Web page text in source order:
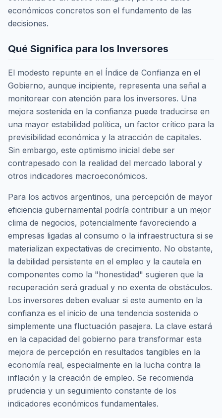
económicos concretos son el fundamento de las
decisiones.
Qué Significa para los Inversores
El modesto repunte en el Índice de Confianza en el
Gobierno, aunque incipiente, representa una señal a
monitorear con atención para los inversores. Una
mejora sostenida en la confianza puede traducirse en
una mayor estabilidad política, un factor crítico para la
previsibilidad económica y la atracción de capitales.
Sin embargo, este optimismo inicial debe ser
contrapesado con la realidad del mercado laboral y
otros indicadores macroeconómicos.
Para los activos argentinos, una percepción de mayor
eficiencia gubernamental podría contribuir a un mejor
clima de negocios, potencialmente favoreciendo a
empresas ligadas al consumo o la infraestructura si se
materializan expectativas de crecimiento. No obstante,
la debilidad persistente en el empleo y la cautela en
componentes como la "honestidad" sugieren que la
recuperación será gradual y no exenta de obstáculos.
Los inversores deben evaluar si este aumento en la
confianza es el inicio de una tendencia sostenida o
simplemente una fluctuación pasajera. La clave estará
en la capacidad del gobierno para transformar esta
mejora de percepción en resultados tangibles en la
economía real, especialmente en la lucha contra la
inflación y la creación de empleo. Se recomienda
prudencia y un seguimiento constante de los
indicadores económicos fundamentales.